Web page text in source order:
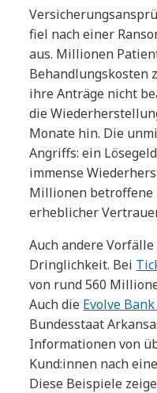
fiel nach einer
aus. Millionen
Behandlungskosten
ihre Anträge nicht
die
Monate hin. Die
Angriffs: ein
immense
Millionen betroffene
erheblicher
Auch andere
Dringlichkeit. Bei
von rund 560
Auch die Evolve
Bundesstaat
Informationen von
Kund:innen nach
Diese Beispiele